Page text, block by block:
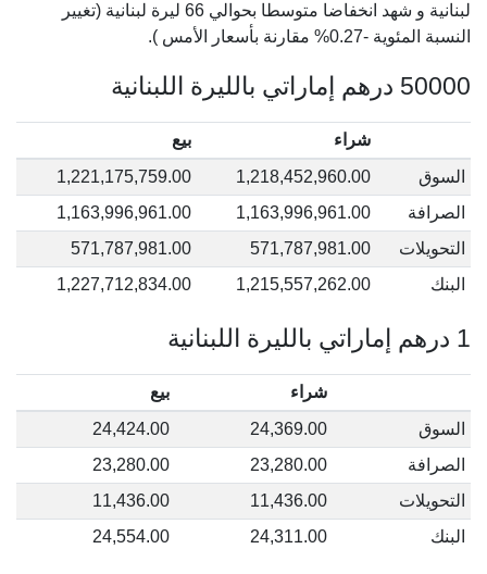
لبنانية و شهد انخفاضا متوسطا بحوالي 66 ليرة لبنانية (تغيير
النسبة المئوية -0.27% مقارنة بأسعار الأمس ).
50000 درهم إماراتي بالليرة اللبنانية
شراء
بيع
السوق
1,218,452,960.00
1,221,175,759.00
الصرافة
1,163,996,961.00
1,163,996,961.00
التحويلات
571,787,981.00
571,787,981.00
البنك
1,215,557,262.00
1,227,712,834.00
1 درهم إماراتي بالليرة اللبنانية
شراء
بيع
السوق
24,369.00
24,424.00
الصرافة
23,280.00
23,280.00
التحويلات
11,436.00
11,436.00
البنك
24,311.00
24,554.00